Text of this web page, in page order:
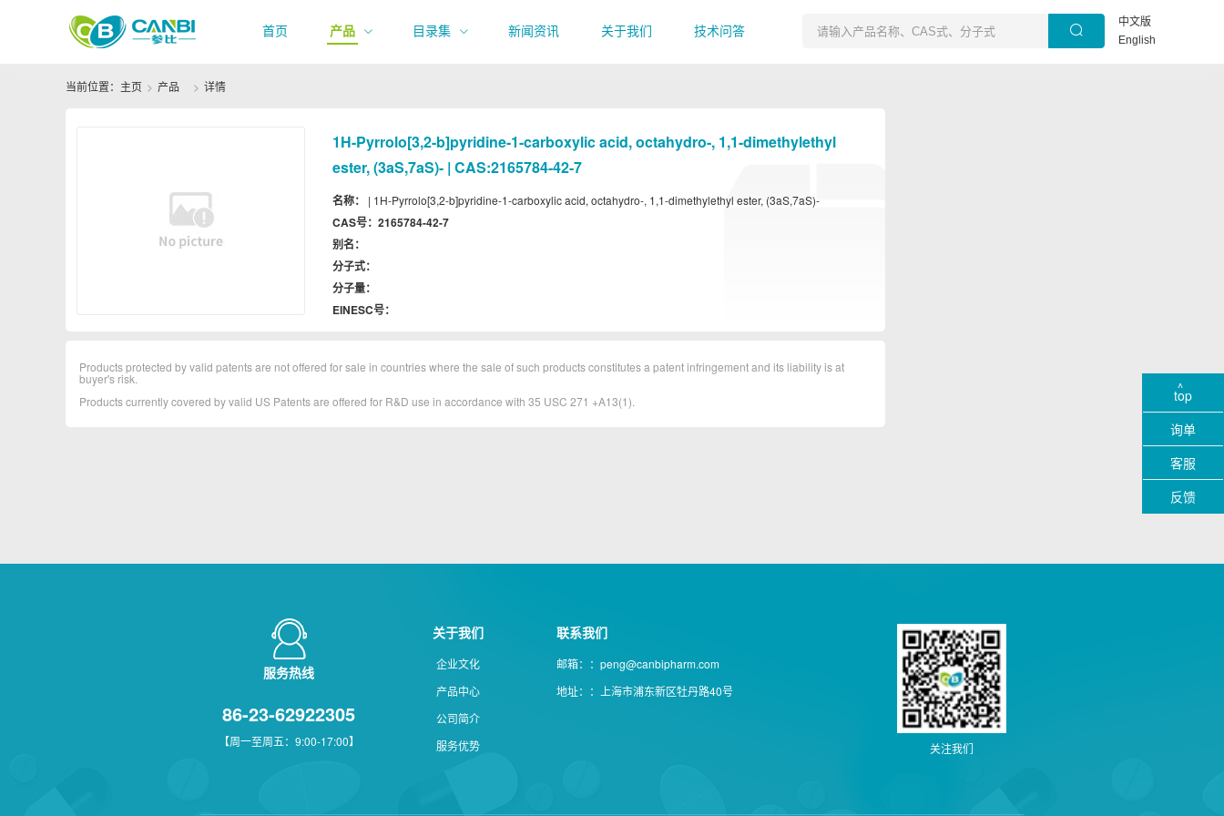
首页 产品 目录集 新闻资讯 关于我们 技术问答
中文版
English
当前位置： 主页 产品 详情
1H-​Pyrrolo[3,​2-​b]​pyridine-​1-​carboxylic acid, octahydro-​, 1,​1-​dimethylethyl
ester, (3aS,​7aS)​- | CAS:2165784-42-7
名称： | 1H-​Pyrrolo[3,​2-​b]​pyridine-​1-​carboxylic acid, octahydro-​, 1,​1-​dimethylethyl ester, (3aS,​7aS)​-
CAS号： 2165784-42-7
别名：
分子式：
分子量：
EINESC号：
Products protected by valid patents are not offered for sale in countries where the sale of such products constitutes a patent infringement and its liability is at
buyer's risk.
Products currently covered by valid US Patents are offered for R&D use in accordance with 35 USC 271 +A13(1).
服务热线
86-23-62922305
【周一至周五：9:00-17:00】
关于我们
企业文化
产品中心
公司简介
服务优势
联系我们
邮箱：：peng@canbipharm.com
地址：：上海市浦东新区牡丹路40号
关注我们
top
询单
客服
反馈